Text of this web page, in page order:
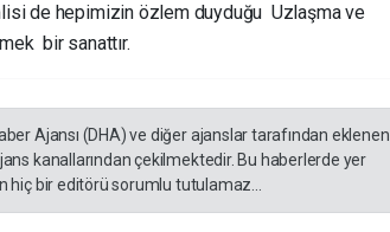
de hepimizin özlem duyduğu Uzlaşma ve
bir sanattır.
Ajansı (DHA) ve diğer ajanslar tarafından eklenen
kanallarından çekilmektedir. Bu haberlerde yer
bir editörü sorumlu tutulamaz...